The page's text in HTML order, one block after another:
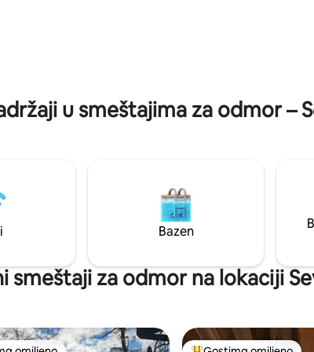
u smeštajima za odmor –
Bazen
smeštaji za odmor na lokaciji